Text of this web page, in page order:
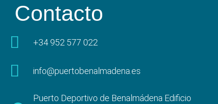
Contacto
+34 952 577 022
info@puertobenalmadena.es
Puerto Deportivo de Benalmádena Edificio